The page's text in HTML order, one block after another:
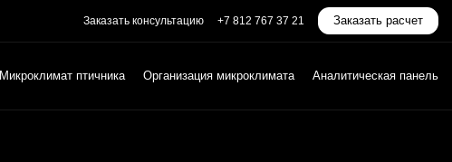
Заказать консультацию +7 812 767 37 21 Заказать расчет
Микроклимат птичника Организация микроклимата Аналитическая панель